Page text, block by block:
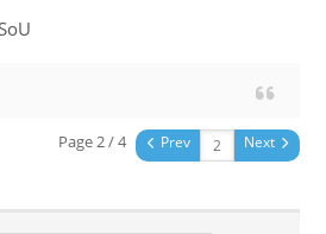
Page 2 / 4 Prev Next